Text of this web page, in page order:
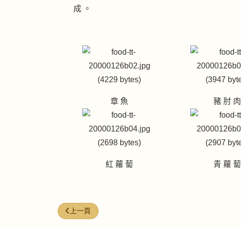
成 。
章 魚 豬 肘 肉
紅 蘿 蔔 青 蘿 蔔
上一篇文章: 粉葛鯪魚赤小豆湯
上一頁